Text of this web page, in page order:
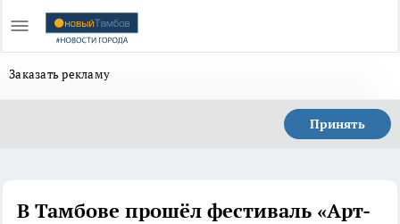
Заказать рекламу
Принять
В Тамбове прошёл фестиваль «Арт-